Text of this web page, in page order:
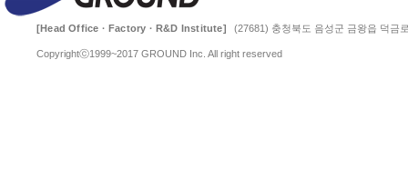
[Head Office · Factory · R&D Institute] (27681) 충청북도 음성군 금왕읍 덕금
Copyrightⓒ1999~2017 GROUND Inc. All right reserved